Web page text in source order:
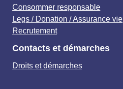
Consommer responsable
Legs / Donation / Assurance vie
Recrutement
Contacts et démarches
Droits et démarches